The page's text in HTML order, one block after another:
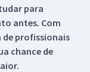
para
antes. Com
de profissionais
chance de